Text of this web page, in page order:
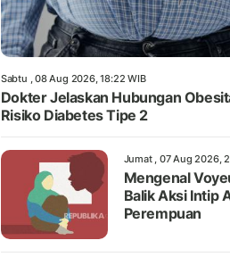
Sabtu , 08 Aug 2026, 18:22 WIB
Dokter Jelaskan Hubungan
Risiko Diabetes Tipe 2
Jumat , 07 Aug 2026,
Mengenal
Balik Aksi Intip
Perempuan